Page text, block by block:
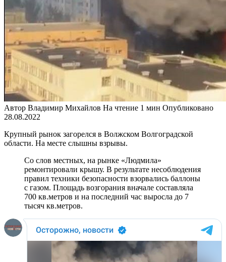
Автор Владимир Михайлов На чтение 1 мин Опубликовано
28.08.2022
Крупный рынок загорелся в Волжском Волгоградской
области. На месте слышны взрывы.
Со слов местных, на рынке «Людмила»
ремонтировали крышу. В результате несоблюдения
правил техники безопасности взорвались баллоны
с газом. Площадь возгорания вначале составляла
700 кв.метров и на последний час выросла до 7
тысяч кв.метров.